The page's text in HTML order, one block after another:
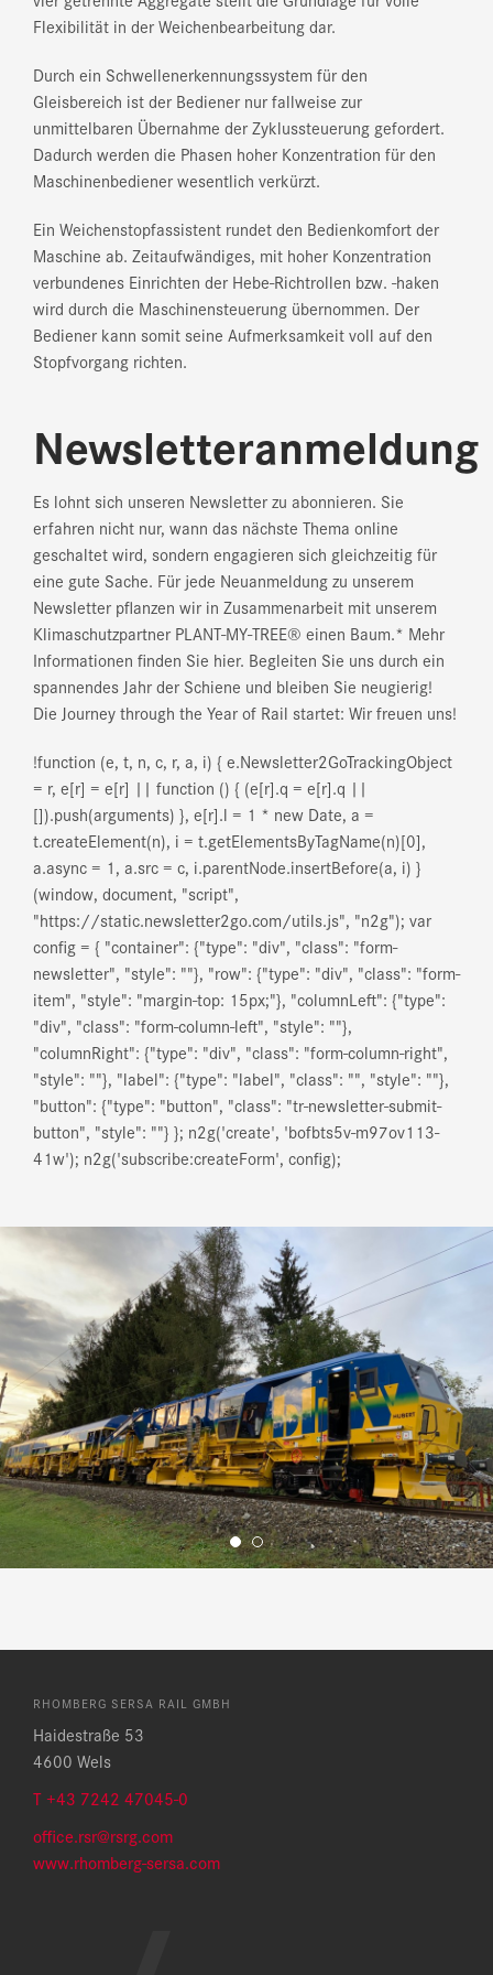
Flexibilität in der Weichenbearbeitung dar.
Durch ein Schwellenerkennungssystem für den
Gleisbereich ist der Bediener nur fallweise zur
unmittelbaren Übernahme der Zyklussteuerung gefordert.
Dadurch werden die Phasen hoher Konzentration für den
Maschinenbediener wesentlich verkürzt.
Ein Weichenstopfassistent rundet den Bedienkomfort der
Maschine ab. Zeitaufwändiges, mit hoher Konzentration
verbundenes Einrichten der Hebe-Richtrollen bzw. -haken
wird durch die Maschinensteuerung übernommen. Der
Bediener kann somit seine Aufmerksamkeit voll auf den
Stopfvorgang richten.
Newsletteranmeldung
Es lohnt sich unseren Newsletter zu abonnieren. Sie
erfahren nicht nur, wann das nächste Thema online
geschaltet wird, sondern engagieren sich gleichzeitig für
eine gute Sache. Für jede Neuanmeldung zu unserem
Newsletter pflanzen wir in Zusammenarbeit mit unserem
Klimaschutzpartner PLANT-MY-TREE® einen Baum.* Mehr
Informationen finden Sie hier. Begleiten Sie uns durch ein
spannendes Jahr der Schiene und bleiben Sie neugierig!
Die Journey through the Year of Rail startet: Wir freuen uns!
!function (e, t, n, c, r, a, i) { e.Newsletter2GoTrackingObject
= r, e[r] = e[r] || function () { (e[r].q = e[r].q ||
[]).push(arguments) }, e[r].l = 1 * new Date, a =
t.createElement(n), i = t.getElementsByTagName(n)[0],
a.async = 1, a.src = c, i.parentNode.insertBefore(a, i) }
(window, document, "script",
"https://static.newsletter2go.com/utils.js", "n2g"); var
config = { "container": {"type": "div", "class": "form-
newsletter", "style": ""}, "row": {"type": "div", "class": "form-
item", "style": "margin-top: 15px;"}, "columnLeft": {"type":
"div", "class": "form-column-left", "style": ""},
"columnRight": {"type": "div", "class": "form-column-right",
"style": ""}, "label": {"type": "label", "class": "", "style": ""},
"button": {"type": "button", "class": "tr-newsletter-submit-
button", "style": ""} }; n2g('create', 'bofbts5v-m97ov113-
41w'); n2g('subscribe:createForm', config);
RHOMBERG SERSA RAIL GMBH
Haidestraße 53
4600 Wels
T +43 7242 47045-0
office.rsr@rsrg.com
www.rhomberg-sersa.com